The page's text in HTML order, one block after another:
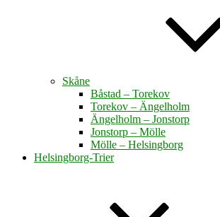
Skåne
Båstad – Torekov
Torekov – Ängelholm
Ängelholm – Jonstorp
Jonstorp – Mölle
Mölle – Helsingborg
Helsingborg-Trier